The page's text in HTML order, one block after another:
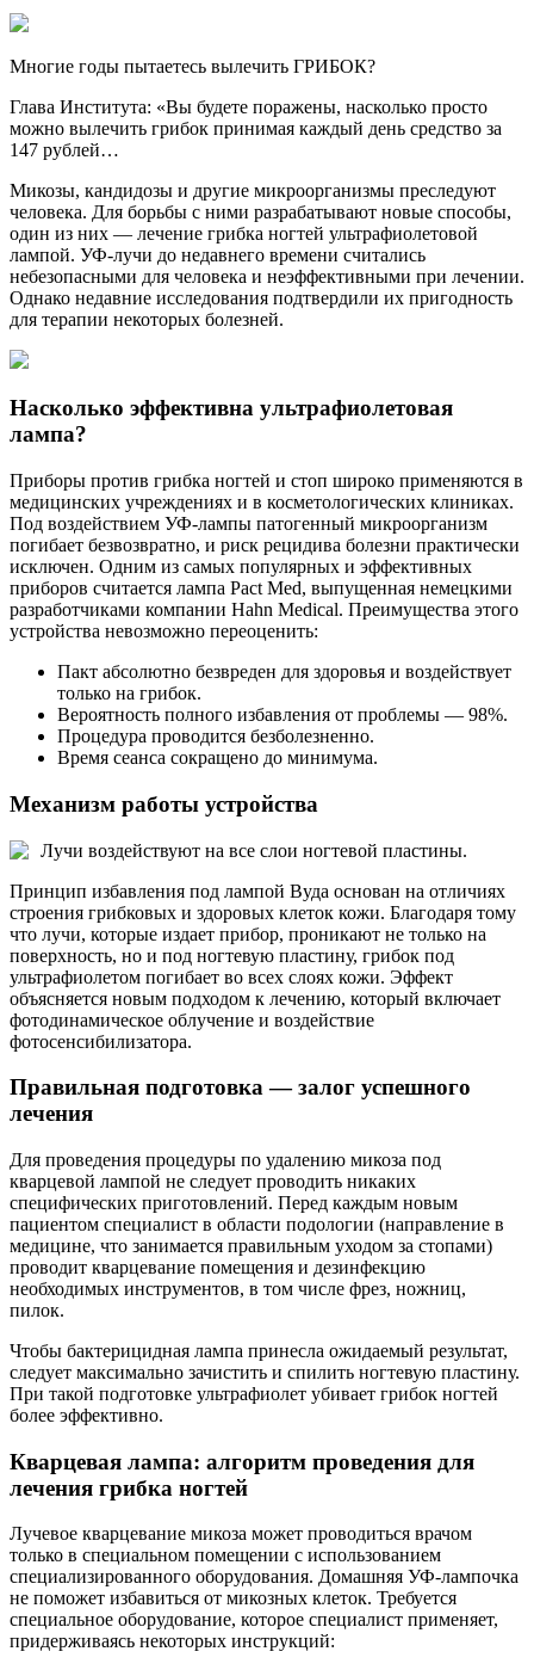
Многие годы пытаетесь вылечить ГРИБОК?
Глава Института: «Вы будете поражены, насколько просто
можно вылечить грибок принимая каждый день средство за
147 рублей…
Микозы, кандидозы и другие микроорганизмы преследуют
человека. Для борьбы с ними разрабатывают новые способы,
один из них — лечение грибка ногтей ультрафиолетовой
лампой. УФ-лучи до недавнего времени считались
небезопасными для человека и неэффективными при лечении.
Однако недавние исследования подтвердили их пригодность
для терапии некоторых болезней.
Насколько эффективна ультрафиолетовая
лампа?
Приборы против грибка ногтей и стоп широко применяются в
медицинских учреждениях и в косметологических клиниках.
Под воздействием УФ-лампы патогенный микроорганизм
погибает безвозвратно, и риск рецидива болезни практически
исключен. Одним из самых популярных и эффективных
приборов считается лампа Pact Med, выпущенная немецкими
разработчиками компании Hahn Medical. Преимущества этого
устройства невозможно переоценить:
Пакт абсолютно безвреден для здоровья и воздействует
только на грибок.
Вероятность полного избавления от проблемы — 98%.
Процедура проводится безболезненно.
Время сеанса сокращено до минимума.
Механизм работы устройства
Лучи воздействуют на все слои ногтевой пластины.
Принцип избавления под лампой Вуда основан на отличиях
строения грибковых и здоровых клеток кожи. Благодаря тому
что лучи, которые издает прибор, проникают не только на
поверхность, но и под ногтевую пластину, грибок под
ультрафиолетом погибает во всех слоях кожи. Эффект
объясняется новым подходом к лечению, который включает
фотодинамическое облучение и воздействие
фотосенсибилизатора.
Правильная подготовка — залог успешного
лечения
Для проведения процедуры по удалению микоза под
кварцевой лампой не следует проводить никаких
специфических приготовлений. Перед каждым новым
пациентом специалист в области подологии (направление в
медицине, что занимается правильным уходом за стопами)
проводит кварцевание помещения и дезинфекцию
необходимых инструментов, в том числе фрез, ножниц,
пилок.
Чтобы бактерицидная лампа принесла ожидаемый результат,
следует максимально зачистить и спилить ногтевую пластину.
При такой подготовке ультрафиолет убивает грибок ногтей
более эффективно.
Кварцевая лампа: алгоритм проведения для
лечения грибка ногтей
Лучевое кварцевание микоза может проводиться врачом
только в специальном помещении с использованием
специализированного оборудования. Домашняя УФ-лампочка
не поможет избавиться от микозных клеток. Требуется
специальное оборудование, которое специалист применяет,
придерживаясь некоторых инструкций: